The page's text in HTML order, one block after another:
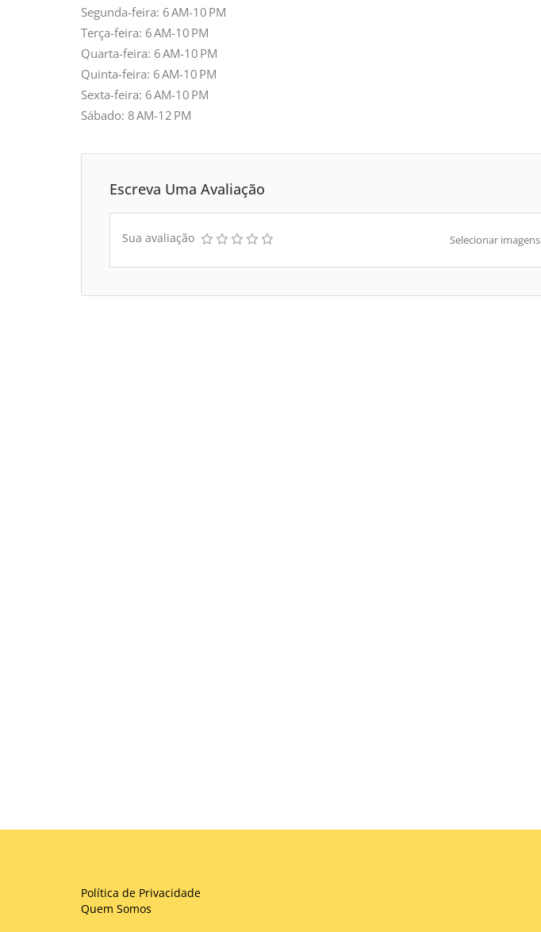
Segunda-feira: 6 AM-10 PM
Terça-feira: 6 AM-10 PM
Quarta-feira: 6 AM-10 PM
Quinta-feira: 6 AM-10 PM
Sexta-feira: 6 AM-10 PM
Sábado: 8 AM-12 PM
Escreva Uma Avaliação
Sua avaliação Selecionar imagens
Política de Privacidade
Quem Somos